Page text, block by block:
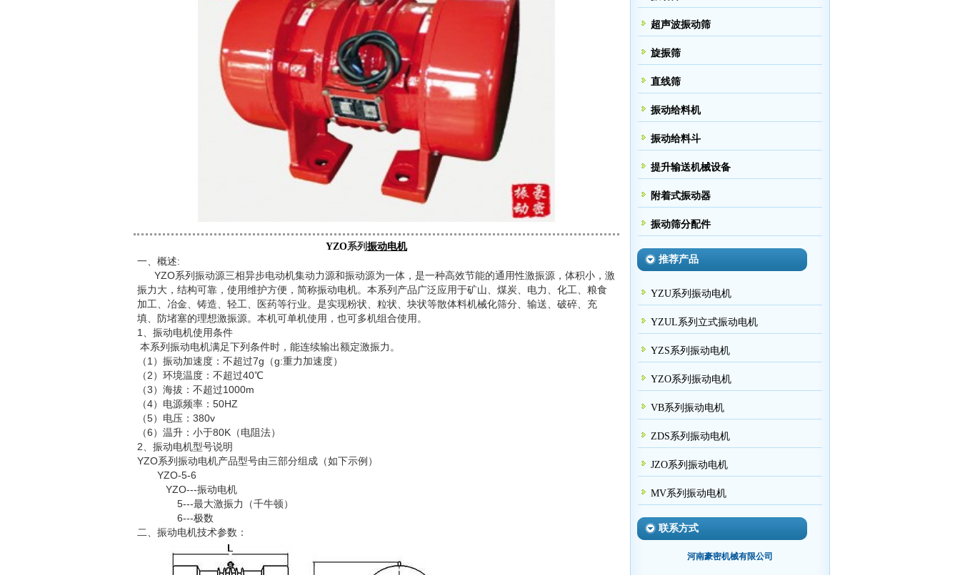
YZO系列 振动电机
一、概述:
YZO系列振动源三相异步电动机集动力源和振动源为一体，是一种高效节能的通用性激振源，体积小，激
振力大，结构可靠，使用维护方便，简称振动电机。本系列产品广泛应用于矿山、煤炭、电力、化工、粮食
加工、冶金、铸造、轻工、医药等行业。是实现粉状、粒状、块状等散体料机械化筛分、输送、破碎、充
填、防堵塞的理想激振源。本机可单机使用，也可多机组合使用。
1、振动电机使用条件
本系列振动电机满足下列条件时，能连续输出额定激振力。
（1）振动加速度：不超过7g（g:重力加速度）
（2）环境温度：不超过40℃
（3）海拔：不超过1000m
（4）电源频率：50HZ
（5）电压：380v
（6）温升：小于80K（电阻法）
2、振动电机型号说明
YZO系列振动电机产品型号由三部分组成（如下示例）
YZO-5-6
YZO---振动电机
5---最大激振力（千牛顿）
6---极数
二、振动电机技术参数：
超声波振动筛
旋振筛
直线筛
振动给料机
振动给料斗
提升输送机械设备
附着式振动器
振动筛分配件
推荐产品
YZU系列振动电机
YZUL系列立式振动电机
YZS系列振动电机
YZO系列振动电机
VB系列振动电机
ZDS系列振动电机
JZO系列振动电机
MV系列振动电机
联系方式
河南豪密机械有限公司